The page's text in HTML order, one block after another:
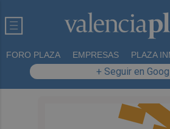
FORO PLAZA EMPRESAS PLAZA
+ Seguir en